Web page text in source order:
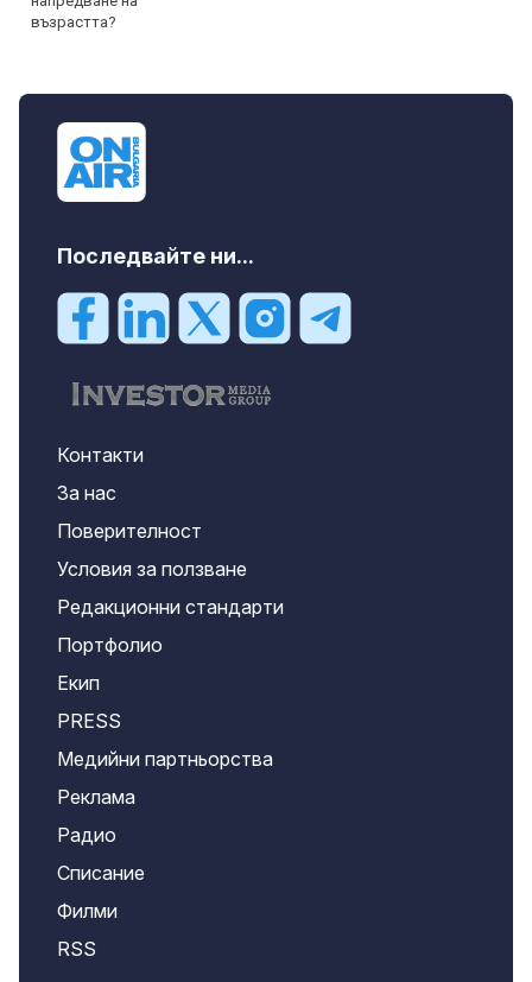
Последвайте ни...
Контакти
За нас
Поверителност
Условия за ползване
Редакционни стандарти
Портфолио
Екип
PRESS
Медийни партньорства
Реклама
Радио
Списание
Филми
RSS